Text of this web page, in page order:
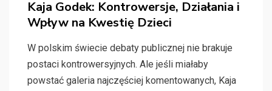
Kaja Godek: Kontrowersje, Działania i
Wpływ na Kwestię Dzieci
W polskim świecie debaty publicznej nie brakuje
postaci kontrowersyjnych. Ale jeśli miałaby
powstać galeria najczęściej komentowanych, Kaja